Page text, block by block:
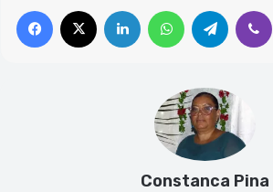
Facebook Linkedin WhatsAppTelegram
Constanca Pina